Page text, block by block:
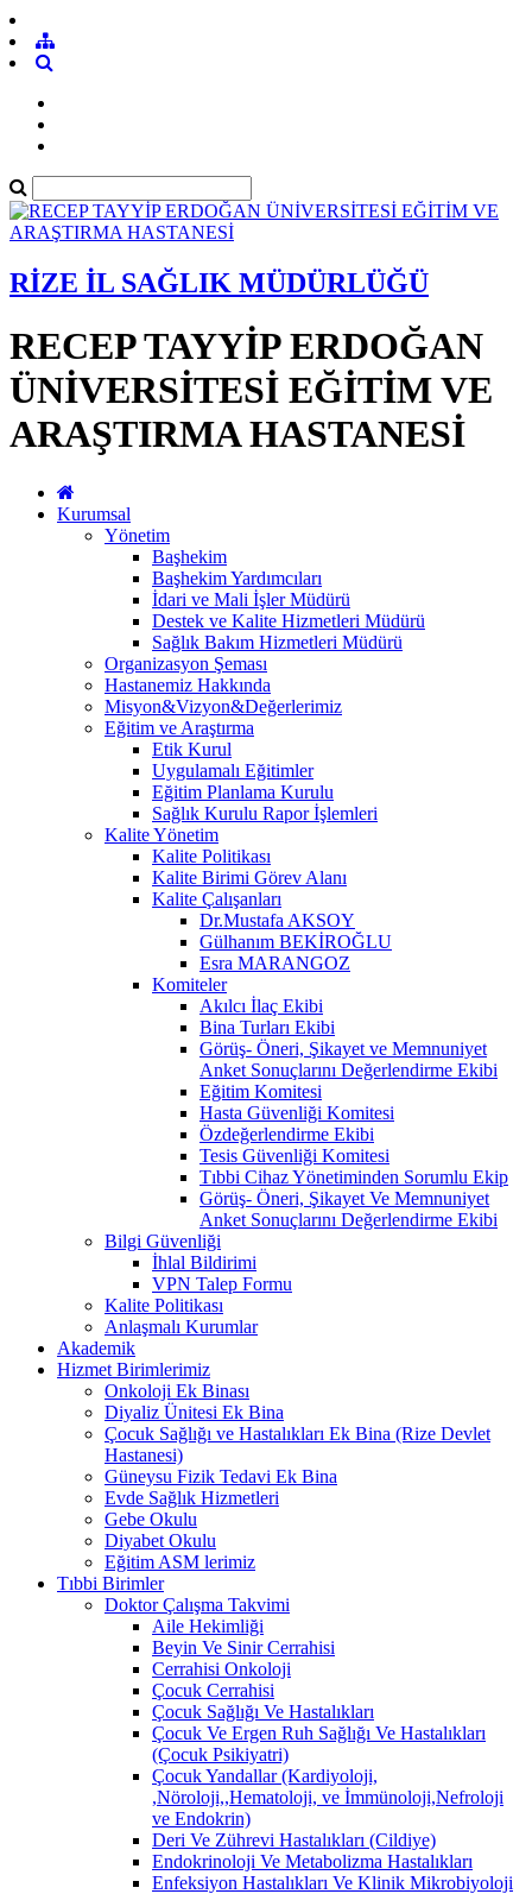
RİZE İL SAĞLIK MÜDÜRLÜĞÜ
RECEP TAYYİP ERDOĞAN
ÜNİVERSİTESİ EĞİTİM VE
ARAŞTIRMA HASTANESİ
Kurumsal
Yönetim
Başhekim
Başhekim Yardımcıları
İdari ve Mali İşler Müdürü
Destek ve Kalite Hizmetleri Müdürü
Sağlık Bakım Hizmetleri Müdürü
Organizasyon Şeması
Hastanemiz Hakkında
Misyon&Vizyon&Değerlerimiz
Eğitim ve Araştırma
Etik Kurul
Uygulamalı Eğitimler
Eğitim Planlama Kurulu
Sağlık Kurulu Rapor İşlemleri
Kalite Yönetim
Kalite Politikası
Kalite Birimi Görev Alanı
Kalite Çalışanları
Dr.Mustafa AKSOY
Gülhanım BEKİROĞLU
Esra MARANGOZ
Komiteler
Akılcı İlaç Ekibi
Bina Turları Ekibi
Görüş- Öneri, Şikayet ve Memnuniyet
Anket Sonuçlarını Değerlendirme Ekibi
Eğitim Komitesi
Hasta Güvenliği Komitesi
Özdeğerlendirme Ekibi
Tesis Güvenliği Komitesi
Tıbbi Cihaz Yönetiminden Sorumlu Ekip
Görüş- Öneri, Şikayet Ve Memnuniyet
Anket Sonuçlarını Değerlendirme Ekibi
Bilgi Güvenliği
İhlal Bildirimi
VPN Talep Formu
Kalite Politikası
Anlaşmalı Kurumlar
Akademik
Hizmet Birimlerimiz
Onkoloji Ek Binası
Diyaliz Ünitesi Ek Bina
Çocuk Sağlığı ve Hastalıkları Ek Bina (Rize Devlet
Hastanesi)
Güneysu Fizik Tedavi Ek Bina
Evde Sağlık Hizmetleri
Gebe Okulu
Diyabet Okulu
Eğitim ASM lerimiz
Tıbbi Birimler
Doktor Çalışma Takvimi
Aile Hekimliği
Beyin Ve Sinir Cerrahisi
Cerrahisi Onkoloji
Çocuk Cerrahisi
Çocuk Sağlığı Ve Hastalıkları
Çocuk Ve Ergen Ruh Sağlığı Ve Hastalıkları
(Çocuk Psikiyatri)
Çocuk Yandallar (Kardiyoloji,
,Nöroloji,,Hematoloji, ve İmmünoloji,Nefroloji
ve Endokrin)
Deri Ve Zührevi Hastalıkları (Cildiye)
Endokrinoloji Ve Metabolizma Hastalıkları
Enfeksiyon Hastalıkları Ve Klinik Mikrobiyoloji